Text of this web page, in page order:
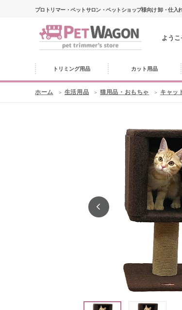
プロトリマー・ペットサロン・ペットショップ様向け 卸・仕入
よう
トリミング用品 カット用品
ホーム 生活用品 猫用品・おもちゃ キャッ